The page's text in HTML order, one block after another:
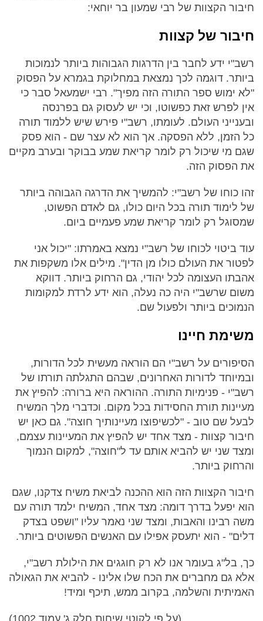
חיבור הקצוות של רבי שמעון בר יוחאי:
חיבור של קצוות
רשב"י ידע לחבר בין הדרגות הגבוהות ביותר לנמוכות
ביותר. דוגמה לכך נמצאת במחלוקת בגמרא על הפסוק
"לא ימוש ספר התורה הזה מפיך". רבי ישמעאל סבר כי
אין לפרש זאת כפשוטו, וכי יש לעסוק גם בפרנסה
ובענייני העולם. לעומתו, רשב"י פירש שיש ללמוד תורה
כל הזמן, ללא הפסקה. אך הוא לא עצר שם - הוא פסק
שגם מי שיכול רק לומר קריאת שמע בבוקר ובערב מקיים
את הפסוק הזה.
זהו כוחו של רשב"י: להמשיך את הדרגה הגבוהה ביותר
של לימוד תורה בכל היום כולו, גם לאדם הפשוט,
שמסוגל רק לומר קריאת שמע פעמיים ביום.
עוד ביטוי לכוחו של רשב"י נמצא באמרתו: "יכול אני
לפטור את העולם כולו מן הדין". מילים אלו משקפות את
אהבתו העצומה לכל יהודי, גם הרחוק ביותר. דווקא
משום שרשב"י היה כה נעלה, הוא ידע לרדת למקומות
הנמוכים ביותר ולפעול שם.
משימת חיינו
הסיפורים על רשב"י הם הוראה מעשית לכל הדורות,
ובמיוחד לדורות האחרונים, שבהם התגלתה תורתו של
רשב"י - פנימיות התורה. ההוראה היא ברורה: להפיץ את
מעיינות תורת החסידות בכל מקום. וכדברי מלך המשיח
לבעל שם טוב - "לכשיפוצו מעיינותיך חוצה". גם כאן יש
חיבור קצוות - מצד אחד יש להפיץ את המעיינות עצמם,
ומצד שני יש להביא אותם עד ל"חוצה", למקום הנמוך
והרחוק ביותר.
חיבור הקצוות הזה הוא ההכנה לביאת משיח צדקנו, שגם
הוא יפעל בדרך דומה: מצד אחד, המשיח ילמד תורה עם
משה רבינו והאבות, ומצד שני נאמר עליו "ושפט בצדק
דלים" - הוא יתעסק אפילו עם האנשים הפשוטים ביותר.
כך, בל"ג בעומר אנו לא רק חוגגים את הילולת רשב"י,
אלא גם מחברים את הכח שלו אלינו - להביא את הגאולה
האמיתית והשלמה, בקרוב ממש, תיכף ומיד!